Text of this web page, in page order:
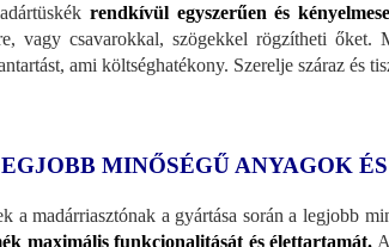
rendkívül egyszerűen és
vagy csavarokkal, szögekkel rögzítheti őket.
ami költséghatékony. Szerelje száraz és
MINŐSÉGŰ ANYAGOK
a madárriasztónak a gyártása során a legjobb
maximális funkcionalitását és élettartamát.